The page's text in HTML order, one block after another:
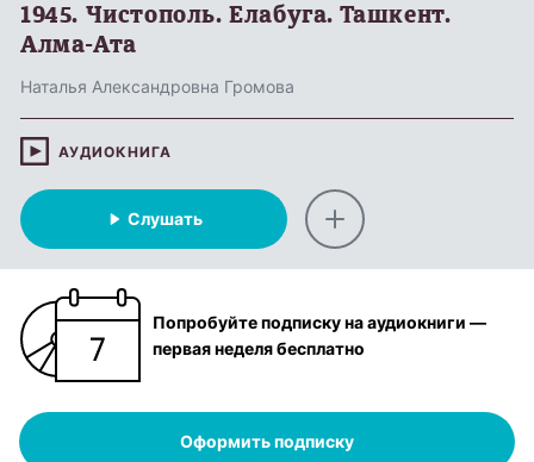
1945. Чистополь. Елабуга. Ташкент.
Алма-Ата
Наталья Александровна Громова
АУДИОКНИГА
Слушать
Попробуйте подписку на аудиокниги —
первая неделя бесплатно
Оформить подписку